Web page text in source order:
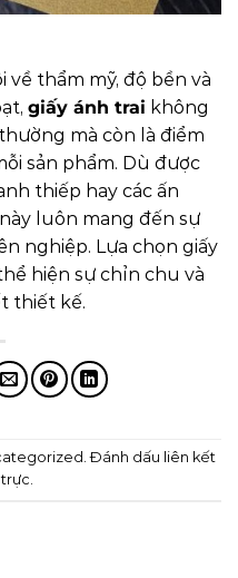
thẩm mỹ, độ bền và
giấy ánh trai không
mà còn là điểm
sản phẩm. Dù được
thiếp hay các ấn
luôn mang đến sự
nghiệp. Lựa chọn giấy
hiện sự chỉn chu và
thiết kế.
. Đánh dấu liên kết
.